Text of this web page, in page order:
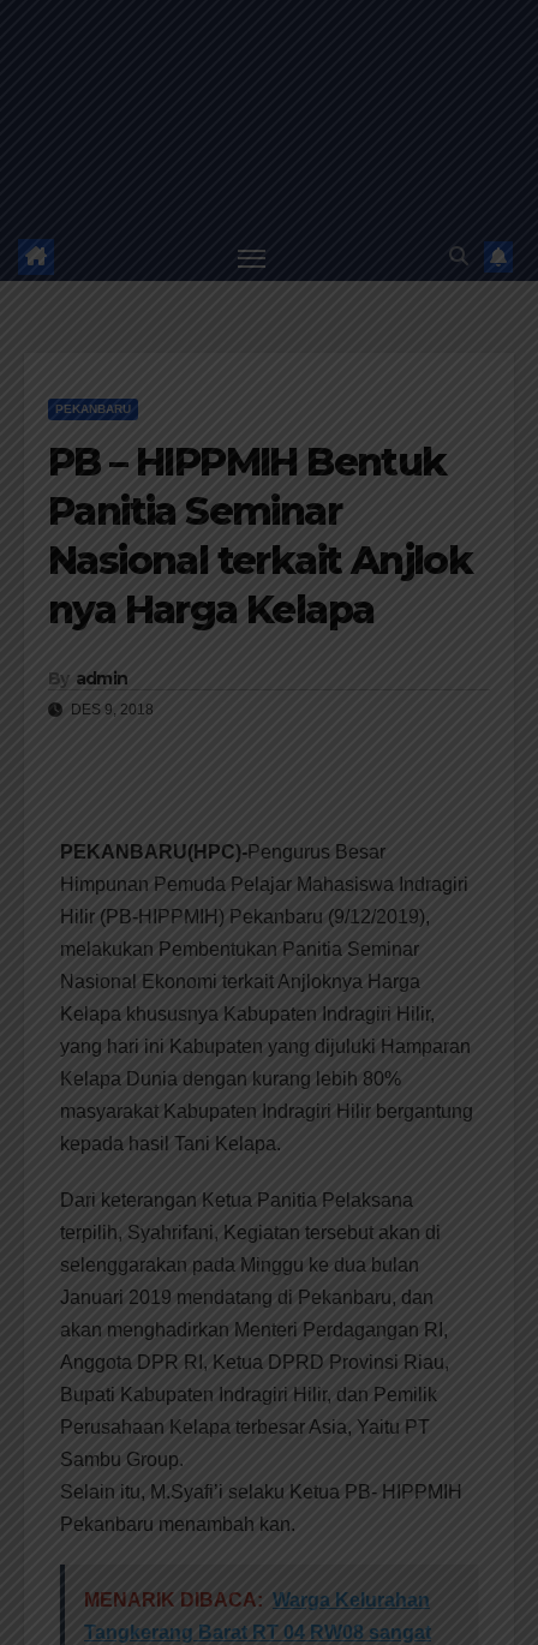
PEKANBARU
PB – HIPPMIH Bentuk
Panitia Seminar
Nasional terkait Anjlok
nya Harga Kelapa
By admin
DES 9, 2018
PEKANBARU(HPC)-Pengurus Besar
Himpunan Pemuda Pelajar Mahasiswa Indragiri
Hilir (PB-HIPPMIH) Pekanbaru (9/12/2019),
melakukan Pembentukan Panitia Seminar
Nasional Ekonomi terkait Anjloknya Harga
Kelapa khususnya Kabupaten Indragiri Hilir,
yang hari ini Kabupaten yang dijuluki Hamparan
Kelapa Dunia dengan kurang lebih 80%
masyarakat Kabupaten Indragiri Hilir bergantung
kepada hasil Tani Kelapa.
Dari keterangan Ketua Panitia Pelaksana
terpilih, Syahrifani, Kegiatan tersebut akan di
selenggarakan pada Minggu ke dua bulan
Januari 2019 mendatang di Pekanbaru, dan
akan menghadirkan Menteri Perdagangan RI,
Anggota DPR RI, Ketua DPRD Provinsi Riau,
Bupati Kabupaten Indragiri Hilir, dan Pemilik
Perusahaan Kelapa terbesar Asia, Yaitu PT
Sambu Group.
Selain itu, M.Syafi’i selaku Ketua PB- HIPPMIH
Pekanbaru menambah kan.
MENARIK DIBACA: Warga Kelurahan
Tangkerang Barat RT 04 RW08 sangat